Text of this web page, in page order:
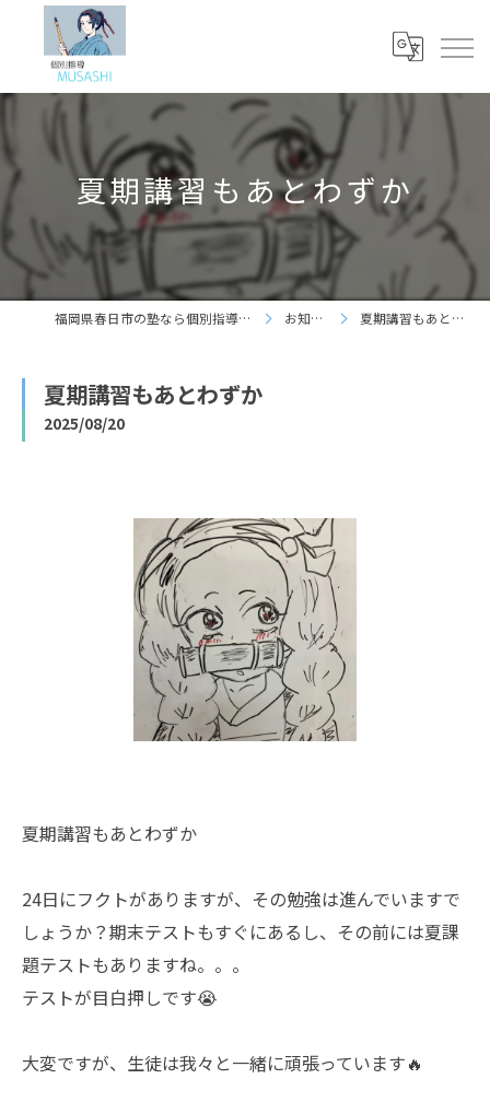
夏期講習もあとわずか
福岡県春日市の塾なら個別指導 夢咲志塾 お知らせ 夏期講習もあとわずか
夏期講習もあとわずか
2025/08/20
夏期講習もあとわずか
24日にフクトがありますが、その勉強は進んでいますで
しょうか？期末テストもすぐにあるし、その前には夏課
題テストもありますね。。。
テストが目白押しです😭
大変ですが、生徒は我々と一緒に頑張っています🔥